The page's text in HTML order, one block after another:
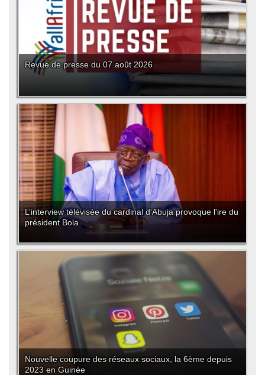
Revue de presse du 07 août 2026
L’interview télévisée du cardinal d'Abuja provoque l'ire du
président Bola
Nouvelle coupure des réseaux sociaux, la 6ème depuis
2023 en Guinée